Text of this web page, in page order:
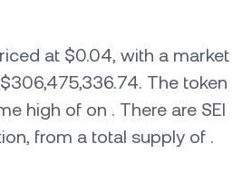
at $0.04, with a market
The token
high of on . There are SEI
from a total supply of .